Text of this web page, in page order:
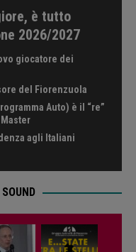
è tutto
2026/2027
giocatore dei
del Fiorenzuola
Auto) è il “re”
agli Italiani